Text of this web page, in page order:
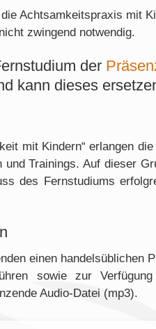
Achtsamkeitspraxis mit
zwingend notwendig.
der
kann dieses
mit Kindern“ erlangen
Trainings. Auf dieser
des Fernstudiums
einen
sowie zur
Audio-Datei (mp3).